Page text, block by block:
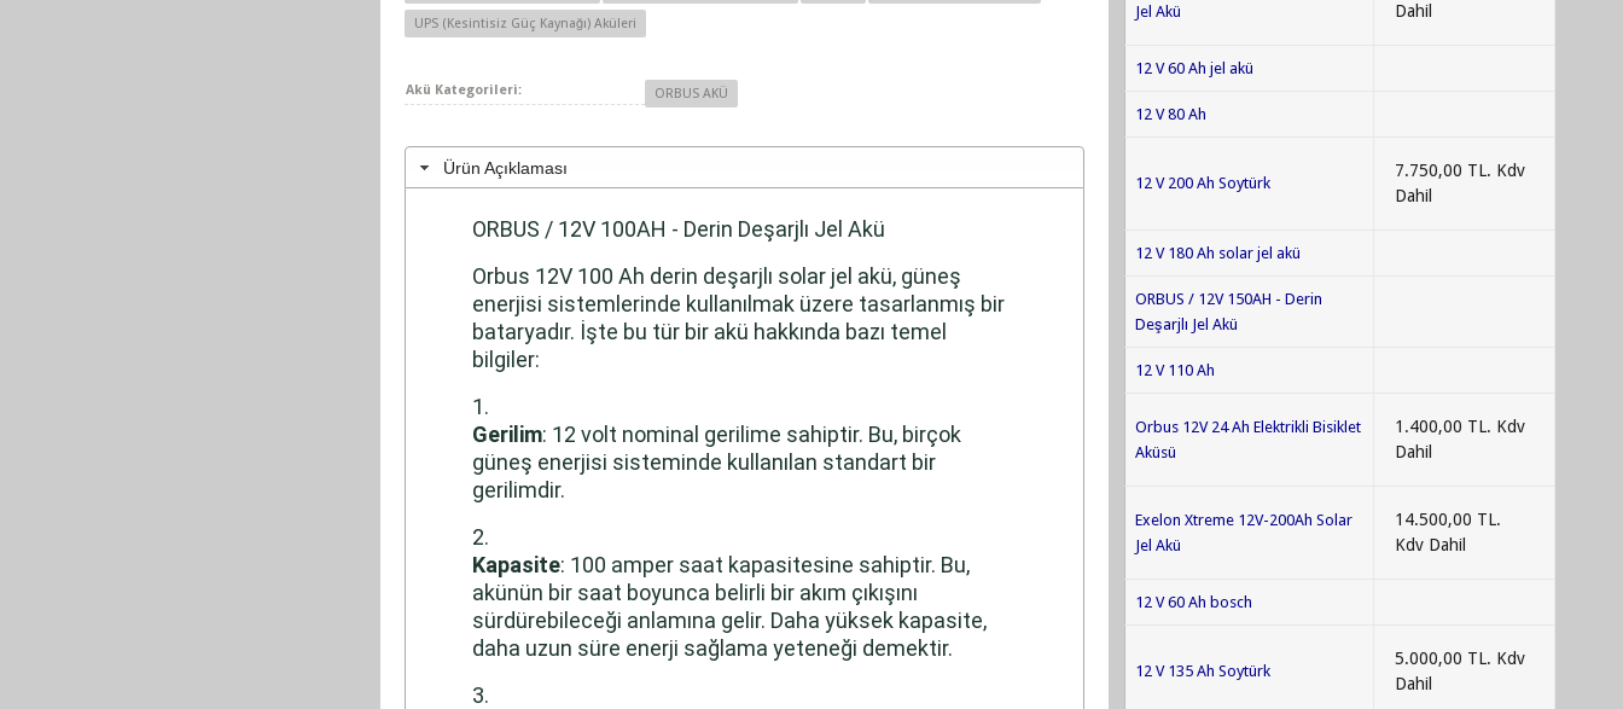
UPS (Kesintisiz Güç Kaynağı) Aküleri
Akü Kategorileri: ORBUS AKÜ
Ürün Açıklaması
ORBUS / 12V 100AH - Derin Deşarjlı Jel Akü
Orbus 12V 100 Ah derin deşarjlı solar jel akü, güneş
enerjisi sistemlerinde kullanılmak üzere tasarlanmış bir
bataryadır. İşte bu tür bir akü hakkında bazı temel
bilgiler:
Gerilim: 12 volt nominal gerilime sahiptir. Bu, birçok
güneş enerjisi sisteminde kullanılan standart bir
gerilimdir.
Kapasite: 100 amper saat kapasitesine sahiptir. Bu,
akünün bir saat boyunca belirli bir akım çıkışını
sürdürebileceği anlamına gelir. Daha yüksek kapasite,
daha uzun süre enerji sağlama yeteneği demektir.
Jel Akü
Dahil
12 V 60 Ah jel akü
12 V 80 Ah
12 V 200 Ah Soytürk
7.750,00 TL. Kdv
Dahil
12 V 180 Ah solar jel akü
ORBUS / 12V 150AH - Derin
Deşarjlı Jel Akü
12 V 110 Ah
Orbus 12V 24 Ah Elektrikli Bisiklet
Aküsü
1.400,00 TL. Kdv
Dahil
Exelon Xtreme 12V-200Ah Solar
Jel Akü
14.500,00 TL.
Kdv Dahil
12 V 60 Ah bosch
12 V 135 Ah Soytürk
5.000,00 TL. Kdv
Dahil